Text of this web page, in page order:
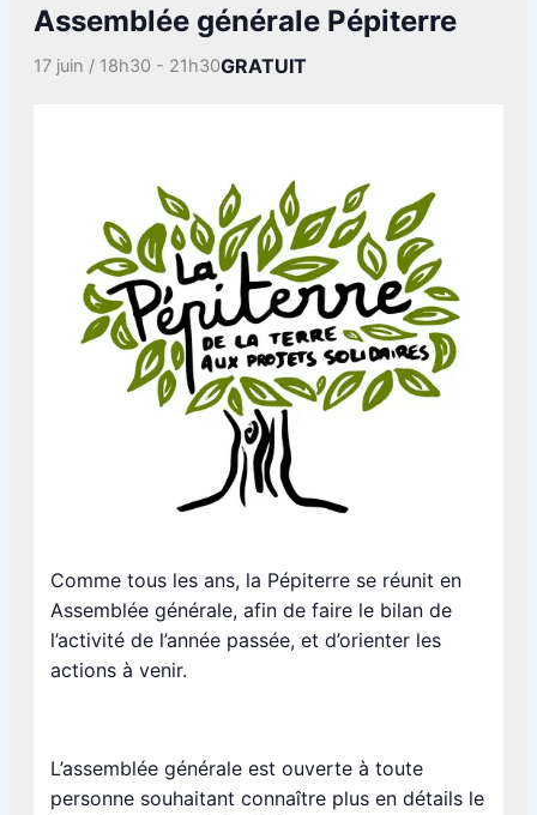
Assemblée générale Pépiterre
17 juin / 18h30 - 21h30GRATUIT
Comme tous les ans, la Pépiterre se réunit en
Assemblée générale, afin de faire le bilan de
l’activité de l’année passée, et d’orienter les
actions à venir.
L’assemblée générale est ouverte à toute
personne souhaitant connaître plus en détails le